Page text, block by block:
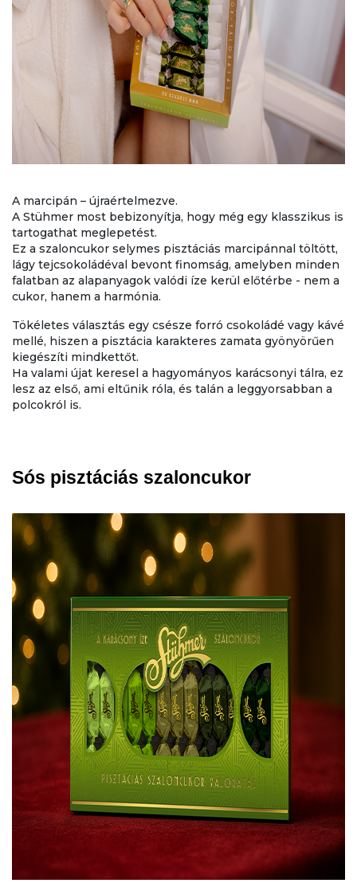
A marcipán – újraértelmezve.
A Stühmer most bebizonyítja, hogy még egy klasszikus is
tartogathat meglepetést.
Ez a szaloncukor selymes pisztáciás marcipánnal töltött,
lágy tejcsokoládéval bevont finomság, amelyben minden
falatban az alapanyagok valódi íze kerül előtérbe - nem a
cukor, hanem a harmónia.
Tökéletes választás egy csésze forró csokoládé vagy kávé
mellé, hiszen a pisztácia karakteres zamata gyönyörűen
kiegészíti mindkettőt.
Ha valami újat keresel a hagyományos karácsonyi tálra, ez
lesz az első, ami eltűnik róla, és talán a leggyorsabban a
polcokról is.
Sós pisztáciás szaloncukor